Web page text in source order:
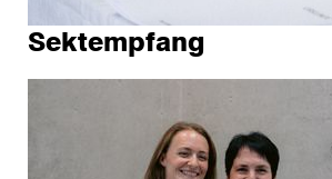
Sektempfang